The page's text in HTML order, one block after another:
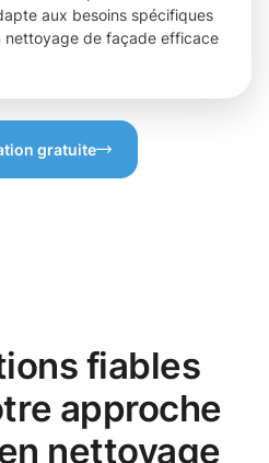
aux besoins spécifiques
nettoyage de façade efficace
gratuite
fiables
approche
nettoyage